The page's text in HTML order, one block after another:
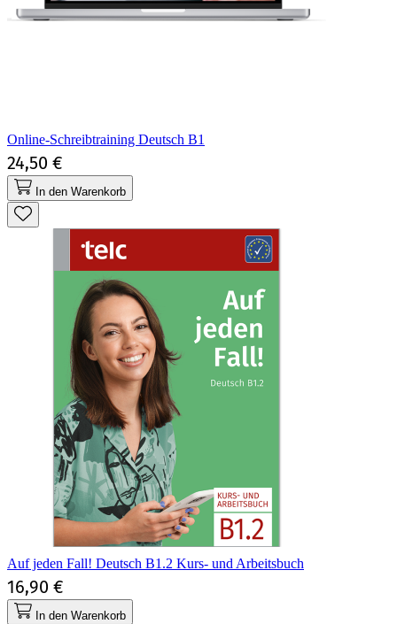
Online-Schreibtraining Deutsch B1
24,50 €
In den Warenkorb
Auf jeden Fall! Deutsch B1.2 Kurs- und Arbeitsbuch
16,90 €
In den Warenkorb